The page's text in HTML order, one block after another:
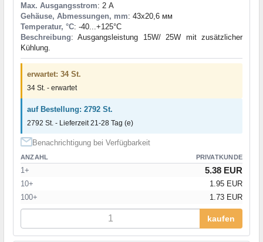
Max. Ausgangsstrom: 2 А
Gehäuse, Abmessungen, mm: 43x20,6 мм
Temperatur, °C: -40...+125°С
Beschreibung: Ausgangsleistung 15W/ 25W mit zusätzlicher
Kühlung.
erwartet: 34 St.
34 St. - erwartet
auf Bestellung: 2792 St.
2792 St. - Lieferzeit 21-28 Tag (e)
Benachrichtigung bei Verfügbarkeit
ANZAHL PRIVATKUNDE
1+ 5.38 EUR
10+
1.95 EUR
100+
1.73 EUR
kaufen